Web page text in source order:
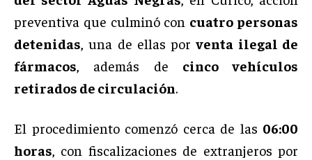
preventiva que culminó con cuatro personas
detenidas, una de ellas porventa ilegal de
fármacos, además de cinco vehículos
retirados de circulación.
El procedimiento comenzó cerca de las 06:00
horas, con fiscalizaciones de extranjeros por